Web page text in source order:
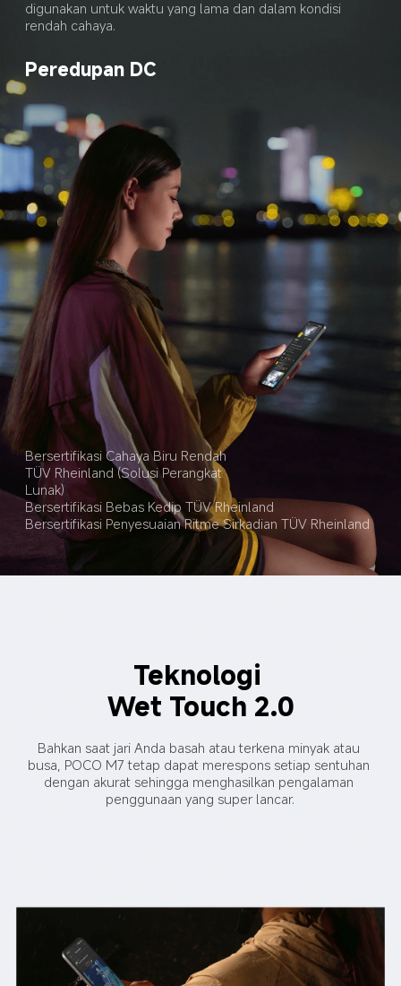
digunakan untuk waktu yang lama dan dalam kondisi
rendah cahaya.
Peredupan DC
Bersertifikasi Cahaya Biru Rendah
TÜV Rheinland (Solusi Perangkat
Lunak)
Bersertifikasi Bebas Kedip TÜV Rheinland
Bersertifikasi Penyesuaian Ritme Sirkadian TÜV Rheinland
Teknologi
Wet Touch 2.0
Bahkan saat jari Anda basah atau terkena minyak atau
busa, POCO M7 tetap dapat merespons setiap sentuhan
dengan akurat sehingga menghasilkan pengalaman
penggunaan yang super lancar.